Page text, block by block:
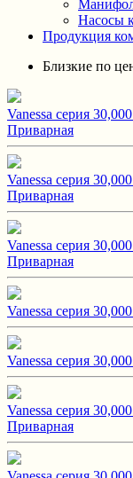
Насосы
Продукция
Близкие по
Vanessa серия
Приварная
Vanessa серия
Приварная
Vanessa серия
Приварная
Vanessa серия
Vanessa серия
Vanessa серия
Приварная